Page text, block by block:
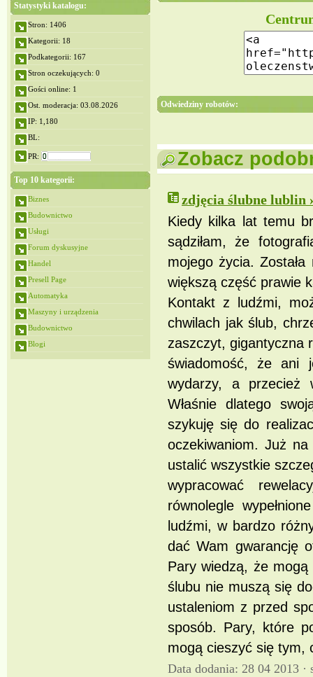
Statystyki katalogu:
Stron: 1406
Kategorii: 18
Podkategorii: 167
Stron oczekujących: 0
Gości online: 1
Ost. moderacja: 03.08.2026
IP: 1,180
BL:
PR:
Top 10 kategorii:
Biznes
Budownictwo
Usługi
Forum dyskusyjne
Handel
Presell Page
Automatyka
Maszyny i urządzenia
Budownictwo
Blogi
Odwiedziny robotów:
Zobacz
zdjęcia ślubne lublin
Kiedy kilka lat temu
sądziłam, że
mojego życia.
większą część prawie
Kontakt z ludźmi,
chwilach jak ślub,
zaszczyt, gigantyczna
świadomość, że ani
wydarzy, a przecież
Właśnie dlatego
szykuję się do
oczekiwaniom. Już
ustalić wszystkie
wypracować
równolegle
ludźmi, w bardzo
dać Wam gwarancję
Pary wiedzą, że
ślubu nie muszą się
ustaleniom z przed
sposób. Pary, które
mogą cieszyć się tym,
Data dodania: 28 04 2013 ·